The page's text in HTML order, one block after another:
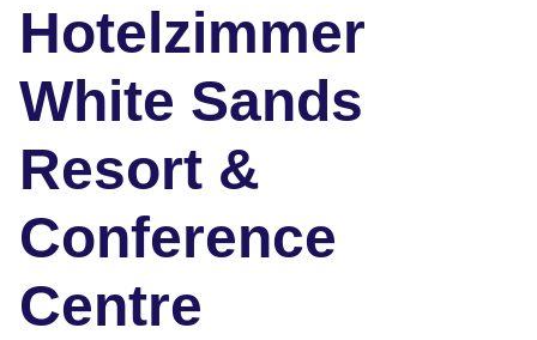
Hotelzimmer
White Sands
Resort &
Conference
Centre